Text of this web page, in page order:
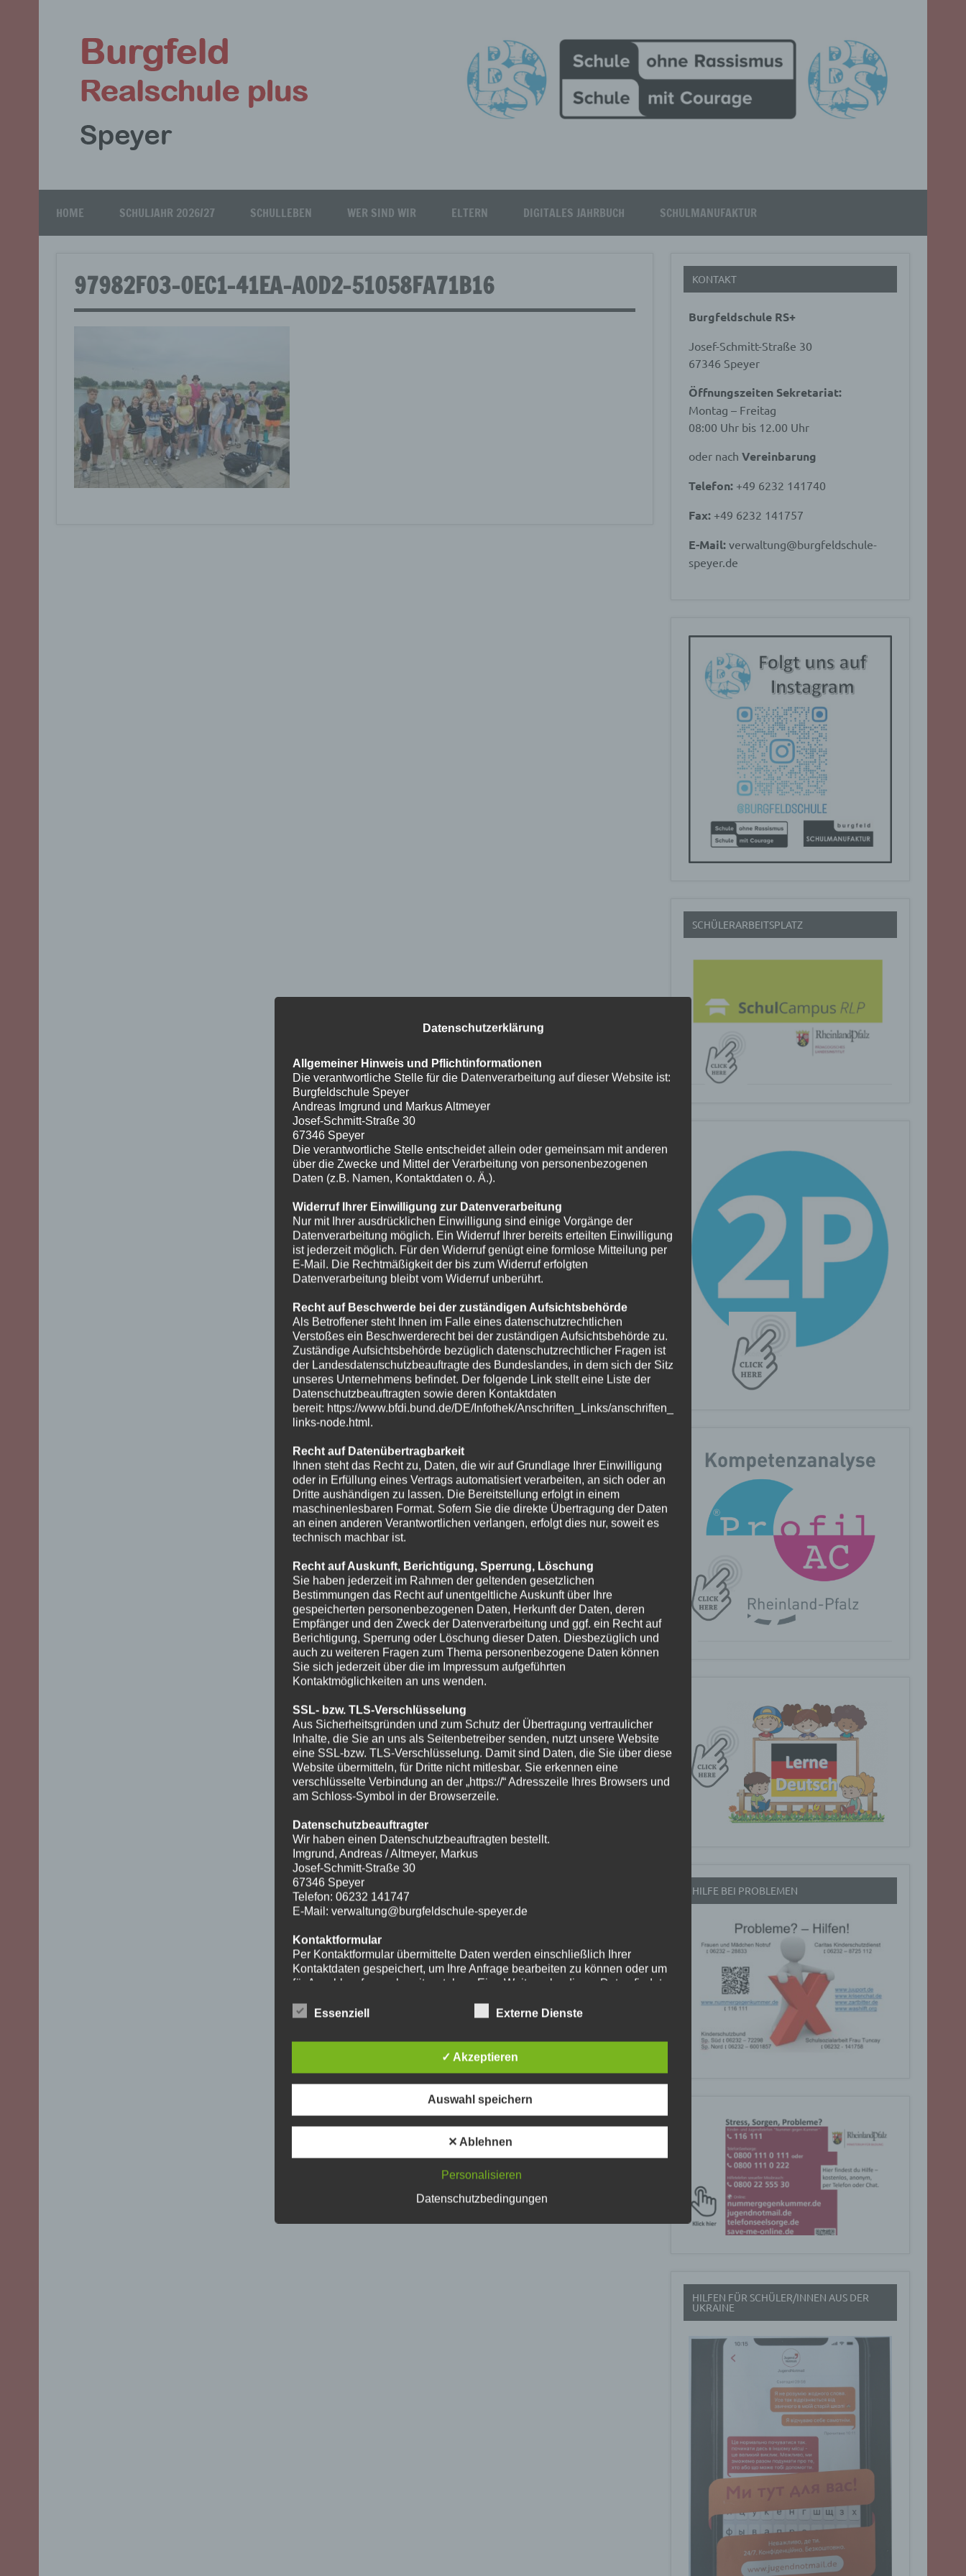
Burgfeld Realschule plus
HOME SCHULJAHR 2026/27 SCHULLEBEN WER SIND WIR ELTERN DIGITALES JAHRBUCH SCHULMANUFAKTUR
97982F03-0EC1-41EA-A0D2-51058FA71B16 KONTAKT
Burgfeldschule RS+
Josef-Schmitt-Straße 30
67346 Speyer
Öffnungszeiten Sekretariat:
Montag – Freitag
08:00 Uhr bis 12.00 Uhr
oder nachVereinbarung
Telefon: +49 6232 141740
Fax: +49 6232 141757
E-Mail: verwaltung@burgfeldschule-
speyer.de
SCHÜLERARBEITSPLATZ
HILFE BEI PROBLEMEN
HILFEN FÜR SCHÜLER/INNEN AUS DER
UKRAINE
Datenschutzerklärung
Allgemeiner Hinweis und Pflichtinformationen
Die verantwortliche Stelle für die Datenverarbeitung auf dieser Website ist:
Burgfeldschule Speyer
Andreas Imgrund und Markus Altmeyer
Josef-Schmitt-Straße 30
67346 Speyer
Die verantwortliche Stelle entscheidet allein oder gemeinsam mit anderen
über die Zwecke und Mittel der Verarbeitung von personenbezogenen
Daten (z.B. Namen, Kontaktdaten o. Ä.).
Widerruf Ihrer Einwilligung zur Datenverarbeitung
Nur mit Ihrer ausdrücklichen Einwilligung sind einige Vorgänge der
Datenverarbeitung möglich. Ein Widerruf Ihrer bereits erteilten Einwilligung
ist jederzeit möglich. Für den Widerruf genügt eine formlose Mitteilung per
E-Mail. Die Rechtmäßigkeit der bis zum Widerruf erfolgten
Datenverarbeitung bleibt vom Widerruf unberührt.
Recht auf Beschwerde bei der zuständigen Aufsichtsbehörde
Als Betroffener steht Ihnen im Falle eines datenschutzrechtlichen
Verstoßes ein Beschwerderecht bei der zuständigen Aufsichtsbehörde zu.
Zuständige Aufsichtsbehörde bezüglich datenschutzrechtlicher Fragen ist
der Landesdatenschutzbeauftragte des Bundeslandes, in dem sich der Sitz
unseres Unternehmens befindet. Der folgende Link stellt eine Liste der
Datenschutzbeauftragten sowie deren Kontaktdaten
bereit: https://www.bfdi.bund.de/DE/Infothek/Anschriften_Links/anschriften_
links-node.html.
Recht auf Datenübertragbarkeit
Ihnen steht das Recht zu, Daten, die wir auf Grundlage Ihrer Einwilligung
oder in Erfüllung eines Vertrags automatisiert verarbeiten, an sich oder an
Dritte aushändigen zu lassen. Die Bereitstellung erfolgt in einem
maschinenlesbaren Format. Sofern Sie die direkte Übertragung der Daten
an einen anderen Verantwortlichen verlangen, erfolgt dies nur, soweit es
technisch machbar ist.
Recht auf Auskunft, Berichtigung, Sperrung, Löschung
Sie haben jederzeit im Rahmen der geltenden gesetzlichen
Bestimmungen das Recht auf unentgeltliche Auskunft über Ihre
gespeicherten personenbezogenen Daten, Herkunft der Daten, deren
Empfänger und den Zweck der Datenverarbeitung und ggf. ein Recht auf
Berichtigung, Sperrung oder Löschung dieser Daten. Diesbezüglich und
auch zu weiteren Fragen zum Thema personenbezogene Daten können
Sie sich jederzeit über die im Impressum aufgeführten
Kontaktmöglichkeiten an uns wenden.
SSL- bzw. TLS-Verschlüsselung
Aus Sicherheitsgründen und zum Schutz der Übertragung vertraulicher
Inhalte, die Sie an uns als Seitenbetreiber senden, nutzt unsere Website
eine SSL-bzw. TLS-Verschlüsselung. Damit sind Daten, die Sie über diese
Website übermitteln, für Dritte nicht mitlesbar. Sie erkennen eine
verschlüsselte Verbindung an der „https://“ Adresszeile Ihres Browsers und
am Schloss-Symbol in der Browserzeile.
Datenschutzbeauftragter
Wir haben einen Datenschutzbeauftragten bestellt.
Imgrund, Andreas / Altmeyer, Markus
Josef-Schmitt-Straße 30
67346 Speyer
Telefon: 06232 141747
E-Mail: verwaltung@burgfeldschule-speyer.de
Kontaktformular
Per Kontaktformular übermittelte Daten werden einschließlich Ihrer
Kontaktdaten gespeichert, um Ihre Anfrage bearbeiten zu können oder um
für Anschlussfragen bereitzustehen. Eine Weitergabe dieser Daten findet
Die Verarbeitung der in das Kontaktformular eingegebenen Daten erfolgt
DSGVO). Ein Widerruf Ihrer bereits erteilten Einwilligung ist jederzeit
möglich. Für den Widerruf genügt eine formlose Mitteilung per E-Mail. Die
Datenverarbeitungsvorgänge bleibt vom Widerruf unberührt.
Über das Kontaktformular übermittelte Daten verbleiben bei uns, bis Sie
uns zur Löschung auffordern, Ihre Einwilligung zur Speicherung widerrufen
oder keine Notwendigkeit der Datenspeicherung mehr besteht. Zwingende
gesetzliche Bestimmungen - insbesondere Aufbewahrungsfristen - bleiben
unberührt.
Für Integration und Darstellung von Videoinhalten nutzt unsere Website
Cherry Ave., San Bruno, CA 94066, USA.
Essenziell Externe Dienste
✓ Akzeptieren
Auswahl speichern
✕ Ablehnen
Personalisieren
Datenschutzbedingungen